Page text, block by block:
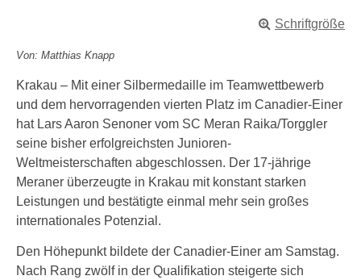
Schriftgröße
Von: Matthias Knapp
Krakau – Mit einer Silbermedaille im Teamwettbewerb
und dem hervorragenden vierten Platz im Canadier-Einer
hat Lars Aaron Senoner vom SC Meran Raika/Torggler
seine bisher erfolgreichsten Junioren-
Weltmeisterschaften abgeschlossen. Der 17-jährige
Meraner überzeugte in Krakau mit konstant starken
Leistungen und bestätigte einmal mehr sein großes
internationales Potenzial.
Den Höhepunkt bildete der Canadier-Einer am Samstag.
Nach Rang zwölf in der Qualifikation steigerte sich